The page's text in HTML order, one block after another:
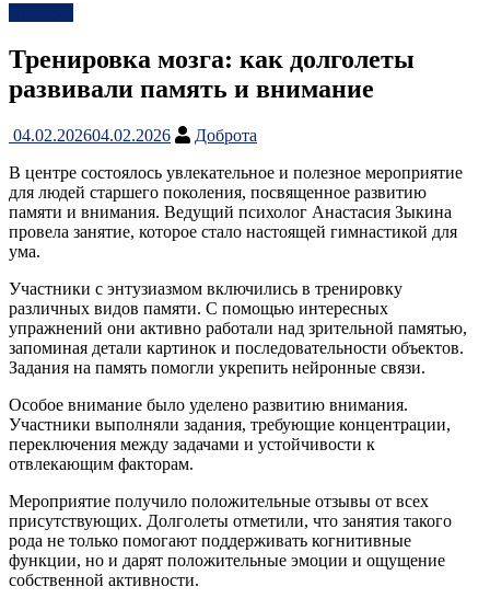
Тренировка мозга: как долголеты
развивали память и внимание
04.02.202604.02.2026
Доброта
В центре состоялось увлекательное и полезное мероприятие
для людей старшего поколения, посвященное развитию
памяти и внимания. Ведущий психолог Анастасия Зыкина
провела занятие, которое стало настоящей гимнастикой для
ума.
Участники с энтузиазмом включились в тренировку
различных видов памяти. С помощью интересных
упражнений они активно работали над зрительной памятью,
запоминая детали картинок и последовательности объектов.
Задания на память помогли укрепить нейронные связи.
Особое внимание было уделено развитию внимания.
Участники выполняли задания, требующие концентрации,
переключения между задачами и устойчивости к
отвлекающим факторам.
Мероприятие получило положительные отзывы от всех
присутствующих. Долголеты отметили, что занятия такого
рода не только помогают поддерживать когнитивные
функции, но и дарят положительные эмоции и ощущение
собственной активности.